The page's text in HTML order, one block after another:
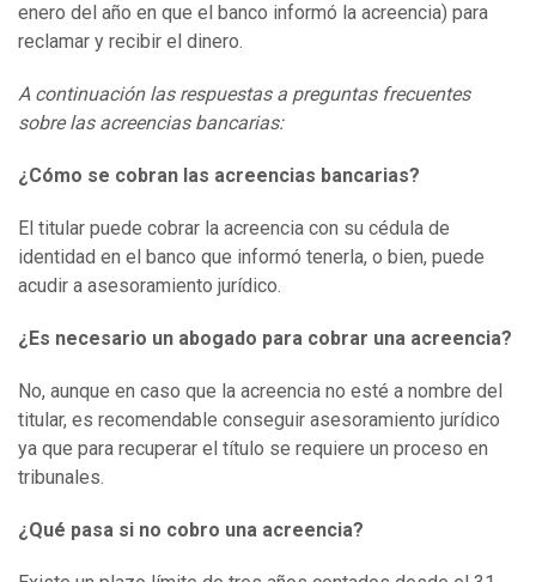
enero del año en que el banco informó la acreencia) para
reclamar y recibir el dinero.
A continuación las respuestas a preguntas frecuentes
sobre las acreencias bancarias:
¿Cómo se cobran las acreencias bancarias?
El titular puede cobrar la acreencia con su cédula de
identidad en el banco que informó tenerla, o bien, puede
acudir a asesoramiento jurídico.
¿Es necesario un abogado para cobrar una acreencia?
No, aunque en caso que la acreencia no esté a nombre del
titular, es recomendable conseguir asesoramiento jurídico
ya que para recuperar el título se requiere un proceso en
tribunales.
¿Qué pasa si no cobro una acreencia?